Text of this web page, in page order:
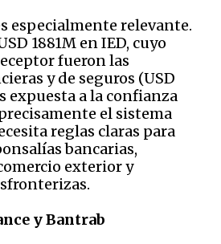
especialmente relevante.
1881M en IED, cuyo
fueron las
y de seguros (USD
expuesta a la confianza
el sistema
reglas claras para
bancarias,
exterior y
y Bantrab